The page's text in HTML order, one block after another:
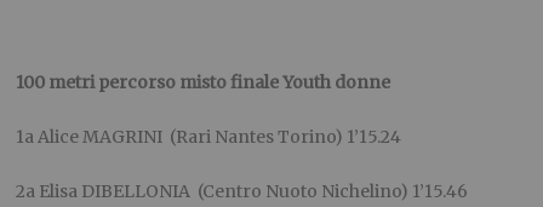
100 metri percorso misto finale Youth donne
1a Alice MAGRINI (Rari Nantes Torino) 1’15.24
2a Elisa DIBELLONIA (Centro Nuoto Nichelino) 1’15.46